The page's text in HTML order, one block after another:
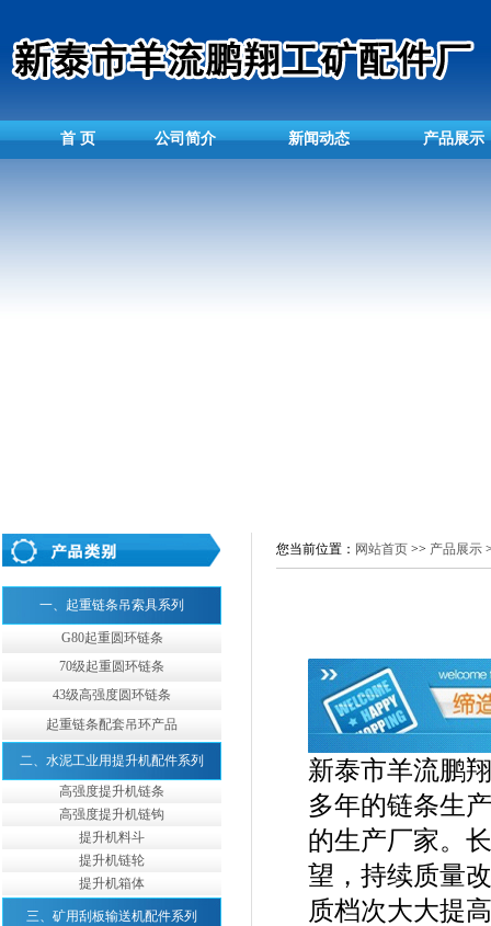
首 页 公司简介 新闻动态 产品展示
一、起重链条吊索具系列
G80起重圆环链条
70级起重圆环链条
43级高强度圆环链条
起重链条配套吊环产品
二、水泥工业用提升机配件系列
高强度提升机链条
高强度提升机链钩
提升机料斗
提升机链轮
提升机箱体
三、矿用刮板输送机配件系列
您当前位置： 网站首页 >> 产品展示
新泰市羊流鹏
多年的链条生
的生产厂家。
望，持续质量
质档次大大提